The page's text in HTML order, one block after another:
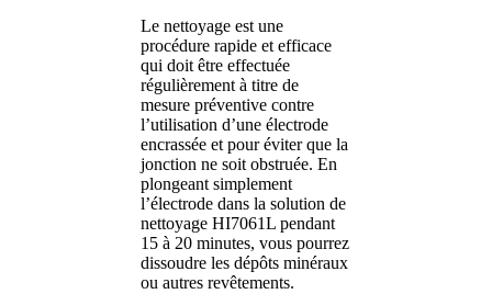
Le nettoyage est une
procédure rapide et efficace
qui doit être effectuée
régulièrement à titre de
mesure préventive contre
l’utilisation d’une électrode
encrassée et pour éviter que la
jonction ne soit obstruée. En
plongeant simplement
l’électrode dans la solution de
nettoyage HI7061L pendant
15 à 20 minutes, vous pourrez
dissoudre les dépôts minéraux
ou autres revêtements.